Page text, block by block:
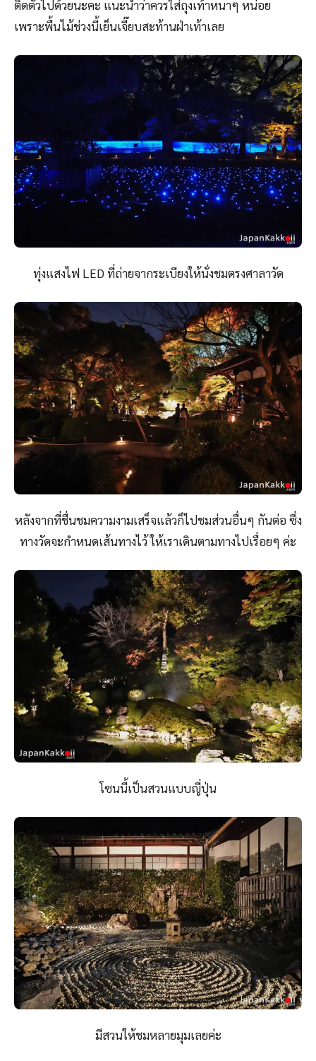
ติดตัวไปด้วยนะคะ แนะนำว่าควรใส่ถุงเท้าหนาๆ หน่อย
เพราะพื้นไม้ช่วงนี้เย็นเจี๊ยบสะท้านฝ่าเท้าเลย
ทุ่งแสงไฟ LED ที่ถ่ายจากระเบียงให้นั่งชมตรงศาลาวัด
หลังจากที่ชื่นชมความงามเสร็จแล้วก็ไปชมส่วนอื่นๆ กันต่อ ซึ่ง
ทางวัดจะกำหนดเส้นทางไว้ ให้เราเดินตามทางไปเรื่อยๆ ค่ะ
โซนนี้เป็นสวนแบบญี่ปุ่น
มีสวนให้ชมหลายมุมเลยค่ะ